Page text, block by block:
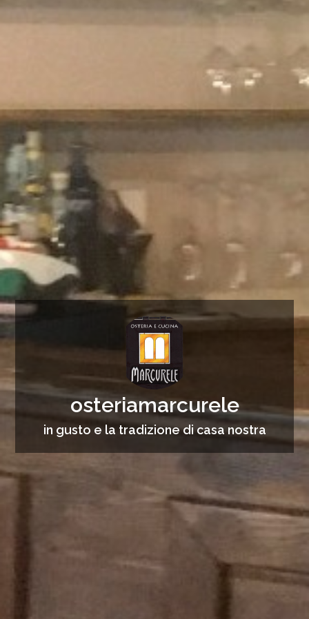
osteriamarcurele
in gusto e la tradizione di casa nostra